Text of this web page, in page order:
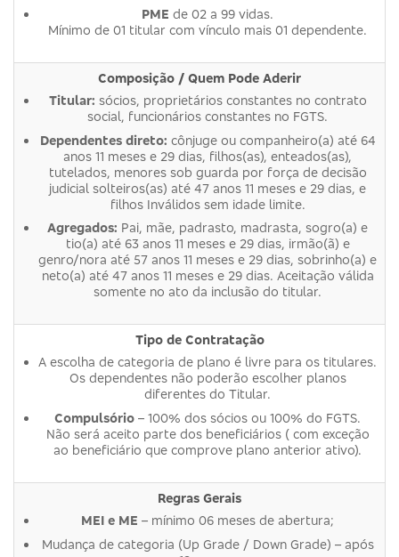
PMEde 02 a 99 vidas.
Mínimo de 01 titular com vínculo mais 01 dependente.
Composição / Quem Pode Aderir
Titular: sócios, proprietários constantes no contrato
social, funcionários constantes no FGTS.
Dependentes direto: cônjuge ou companheiro(a) até 64
anos 11 meses e 29 dias, filhos(as), enteados(as),
tutelados, menores sob guarda por força de decisão
judicial solteiros(as) até 47 anos 11 meses e 29 dias, e
filhos Inválidos sem idade limite.
Agregados: Pai, mãe, padrasto, madrasta, sogro(a) e
tio(a) até 63 anos 11 meses e 29 dias, irmão(ã) e
genro/nora até 57 anos 11 meses e 29 dias, sobrinho(a) e
neto(a) até 47 anos 11 meses e 29 dias. Aceitação válida
somente no ato da inclusão do titular.
Tipo de Contratação
A escolha de categoria de plano é livre para os titulares.
Os dependentes não poderão escolher planos
diferentes do Titular.
Compulsório – 100% dos sócios ou 100% do FGTS.
Não será aceito parte dos beneficiários ( com exceção
ao beneficiário que comprove plano anterior ativo).
Regras Gerais
MEI e ME – mínimo 06 meses de abertura;
Mudança de categoria (Up Grade / Down Grade) – após